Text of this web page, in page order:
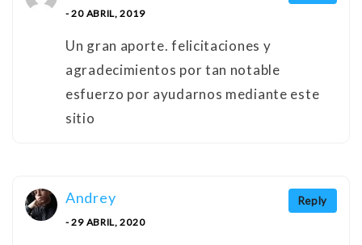
- 20 ABRIL, 2019
Un gran aporte. felicitaciones y
agradecimientos por tan notable
esfuerzo por ayudarnos mediante este
sitio
Reply
Andrey
- 29 ABRIL, 2020